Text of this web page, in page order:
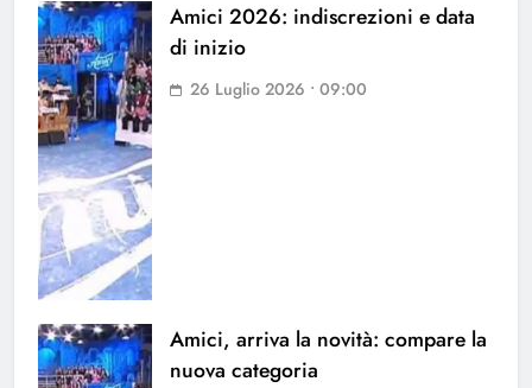
Amici 2026: indiscrezioni e data
di inizio
26 Luglio 2026 • 09:00
Amici, arriva la novità: compare la
nuova categoria